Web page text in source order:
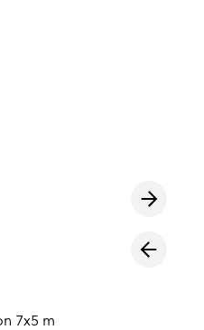
7x5 m